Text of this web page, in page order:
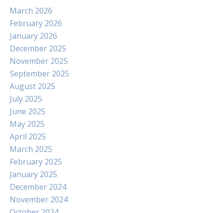
March 2026
February 2026
January 2026
December 2025
November 2025
September 2025
August 2025
July 2025
June 2025
May 2025
April 2025
March 2025
February 2025
January 2025
December 2024
November 2024